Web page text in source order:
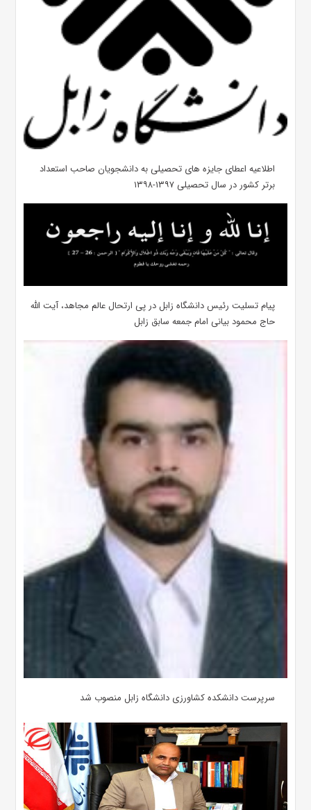
اطلاعیه اعطای جایزه های تحصیلی به دانشجویان صاحب استعداد
برتر کشور در سال تحصیلی ۱۳۹۷-۱۳۹۸
پیام تسلیت رئیس دانشگاه زابل در پی ارتحال عالم مجاهد، آیت الله
حاج محمود بیانی امام جمعه سابق زابل
سرپرست دانشکده کشاورزی دانشگاه زابل منصوب شد